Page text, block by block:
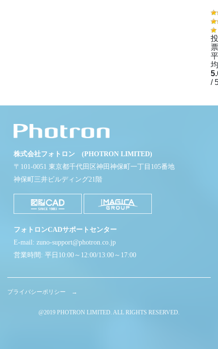
投
平
/
株式会社フォトロン (PHOTRON LIMITED)
〒101-0051 東京都千代田区神田神保町一丁目105番地
神保町三井ビルディング21階
フォトロンCADサポートセンター
E-mail: zuno-support@photron.co.jp
営業時間: 平日10:00～12:00/13:00～17:00
プライバシーポリシー →
@2019 PHOTRON LIMITED. ALL RIGHTS RESERVED.